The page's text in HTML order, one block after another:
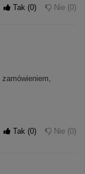
Tak 0 Nie 0
Tak 0 Nie 0